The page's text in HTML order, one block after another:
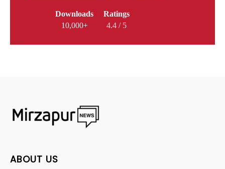
Downloads
10,000+
Ratings
4.4 / 5
ABOUT US